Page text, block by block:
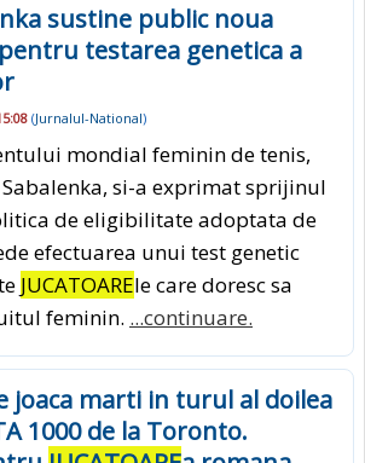
sustine public noua
testarea genetica a
(Jurnalul-National)
mondial feminin de tenis,
si-a exprimat sprijinul
de eligibilitate adoptata de
efectuarea unui test genetic
JUCATOAREle care doresc sa
feminin. ...continuare.
joaca marti in turul al doilea
1000 de la Toronto.